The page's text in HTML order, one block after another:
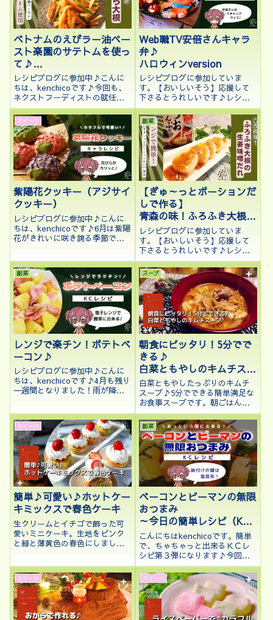
ベトナムのえびラー油ペー
スト楽園のサテトムを使っ
て♪
ピリ辛きんぴら大根
レシピブログに参加中♪こんに
ちは、kenchicoです♪今回も、
ネクストフーディストの就任プ
レゼントを使ってみました。ハ
ウス食品のベトナムのえびラー
油ペースト、楽園のサテトムを
使って、ピリ辛でコク深いきん
ぴら大根を作りました♪💡この
記事でわ...
Web職TV安倍さんキャラ
弁♪
ハロウィンversion
レシピブログに参加していま
す。【おいしいそう】応援して
下さるとうれしいです♪レシピ
ブログに参加中♪あと10日くら
いでハロウィンですね。めっき
り秋が深まってきましたが、半
袖で過ごしているkenchicoです
♪最近はハロウィンにちなんだ
デコ料理...
スイーツ
紫陽花クッキー（アジサイ
クッキー）
レシピブログに参加中♪こんに
ちは、kenchicoです♪6月は紫陽
花がきれいに咲き誇る季節です
紫陽花が登場いたしましたが、
今回はクッキーで紫陽花をつく
ってみました。少ない材料で簡
単に出来...
副菜
【ぎゅ～っとポーションだ
しで作る】
青森の味！ふろふき大根の
生姜味噌だれ
レシピブログに参加していま
す。【おいしいそう】応援して
下さるとうれしいです♪レシピ
ブログに参加中♪こんにちは、
kenchicoです♪11月になり、日
中も肌寒い日がありますね。そ
んな日は体が温まるものが食べ
たくなります。今回は、ふろふ
き大根の...
副菜
レンジで楽チン！ポテトベ
ーコン♪
レシピブログに参加中♪こんに
ちは、kenchicoです♪4月も残り
一週間となりました！雨が降る
はないでしょうか？気温差が激
しいので体がついていかなくて
体調管理が難しい季節ですね。
そんな...
スープ
朝食にピッタリ！5分でで
きる♪
白菜ともやしのキムチスー
プ
白菜ともやしたっぷりのキムチ
スープ♪5分でできる簡単満足な
お食事スープです。朝ごはんに
ピッタリ♪寒い日の忙しい朝ご
はんにと、キムチ味のスープを
考案。この一杯でお腹も満たさ
れるように白菜ともやしをたっ
ぷりと入れ、豚肉と豆腐も入れ
ました。
スイーツ
簡単♪可愛い♪ホットケー
キミックスで春色ケーキ
生クリームとイチゴで飾った可
愛いミニケーキ。生地をピンク
と緑と薄黄色の春色にしまし
副菜
ベーコンとピーマンの無限
おつまみ
～今日の簡単レシピ（KC
レシピ）③～
こんにちはkenchicoです。簡単
で、ちゃちゃっと出来るＫＣレ
シピ第３弾になります♪今回
は、COOKPADパートナーズで
当選した米久原形ベーコーンブ
ロックを使って、お酒のおつま
みにも、おかずにもなるKCレシ
ピをご紹介します。この記事で
わか...
スイーツ スイーツ